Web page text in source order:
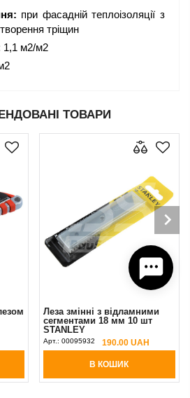
при фасадній теплоізоляції з
тріщин
1,1 м2/м2
ТОВАРИ
Леза змінні з відламними
сегментами 18 мм 10 шт
STANLEY
Арт.: 00095932 190.00 UAH
В КОШИК